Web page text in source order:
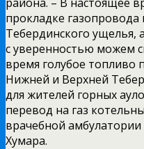
прокладке
Тебердинского ущелья,
с уверенностью можем
время голубое топливо
Нижней и Верхней
для жителей горных
перевод на газ
врачебной
Хумара.